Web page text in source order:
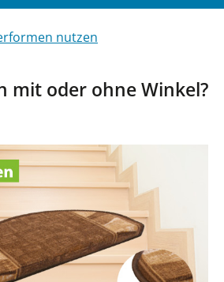
nutzen
mit oder ohne Winkel?